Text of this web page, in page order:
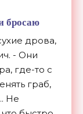
бросаю
дрова,
- Они
где-то с
граб,
Не